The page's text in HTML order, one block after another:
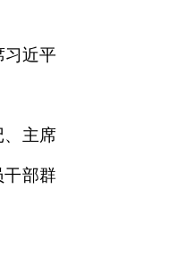
习近平
、主席
干部群